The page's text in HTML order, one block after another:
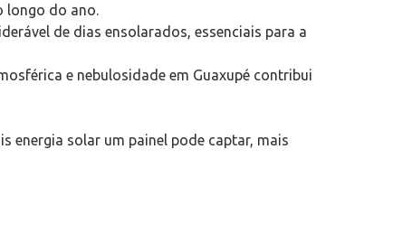
longo do ano.
de dias ensolarados, essenciais para a
e nebulosidade em Guaxupé contribui
energia solar um painel pode captar, mais